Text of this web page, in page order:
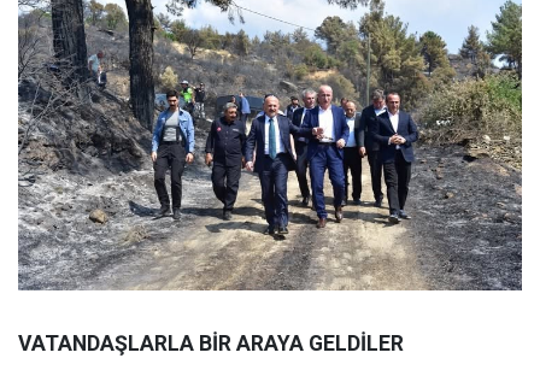
VATANDAŞLARLA BİR ARAYA GELDİLER